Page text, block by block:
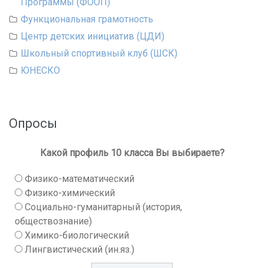
Функциональная грамотность
Центр детских инициатив (ЦДИ)
Школьный спортивный клуб (ШСК)
ЮНЕСКО
Опросы
Какой профиль 10 класса Вы выбираете?
Физико-математический
Физико-химический
Социально-гуманитарный (история,
обществознание)
Химико-биологический
Лингвистический (ин.яз.)